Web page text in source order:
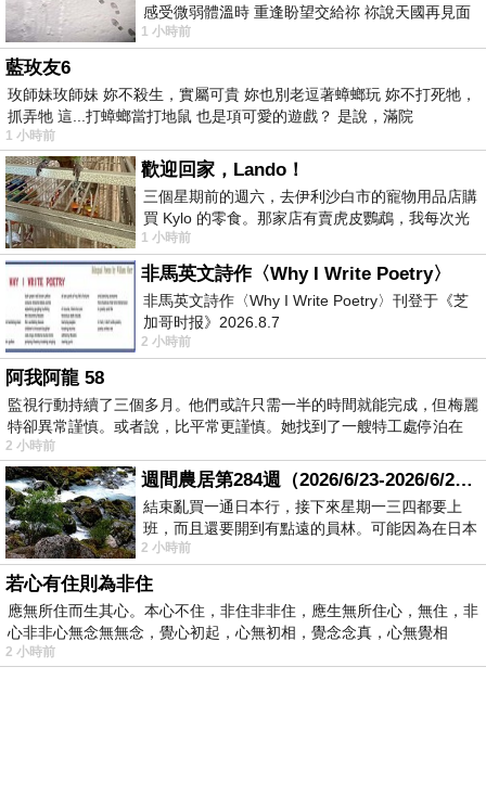
感受微弱體溫時 重逢盼望交給祢 祢說天國再見面
此刻忍淚說別離 他日靈魂再
1 小時前
藍玫友6
玫師妹玫師妹 妳不殺生，實屬可貴 妳也別老逗著蟑螂玩 妳不打死牠，
抓弄牠 這...打蟑螂當打地鼠 也是項可愛的遊戲？ 是說，滿院
1 小時前
歡迎回家，Lando！
三個星期前的週六，去伊利沙白市的寵物用品店購
買 Kylo 的零食。那家店有賣虎皮鸚鵡，我每次光
顧都會去看一下。他們偶爾會引進 C
1 小時前
非馬英文詩作〈Why I Write Poetry〉
非馬英文詩作〈Why I Write Poetry〉刊登于《芝
加哥时报》2026.8.7
2 小時前
阿我阿龍 58
監視行動持續了三個多月。他們或許只需一半的時間就能完成，但梅麗
特卻異常謹慎。或者說，比平常更謹慎。她找到了一艘特工處停泊在
2 小時前
週間農居第284週（2026/6/23-2026/6/24) 夏至 金黃稻浪洋溢豐收喜悅
結束亂買一通日本行，接下來星期一三四都要上
班，而且還要開到有點遠的員林。可能因為在日本
花不少錢，星期一出門上班時，心裡沒有一
2 小時前
若心有住則為非住
應無所住而生其心。本心不住，非住非非住，應生無所住心，無住，非
心非非心無念無無念，覺心初起，心無初相，覺念念真，心無覺相
2 小時前